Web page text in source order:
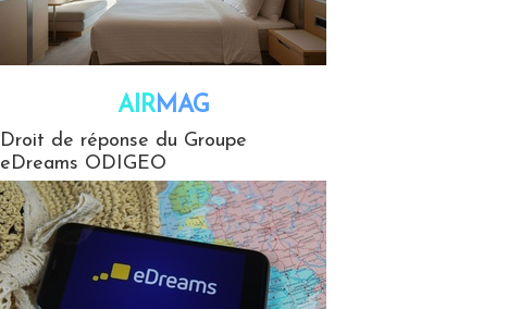
AIRMAG
Droit de réponse du Groupe
eDreams ODIGEO